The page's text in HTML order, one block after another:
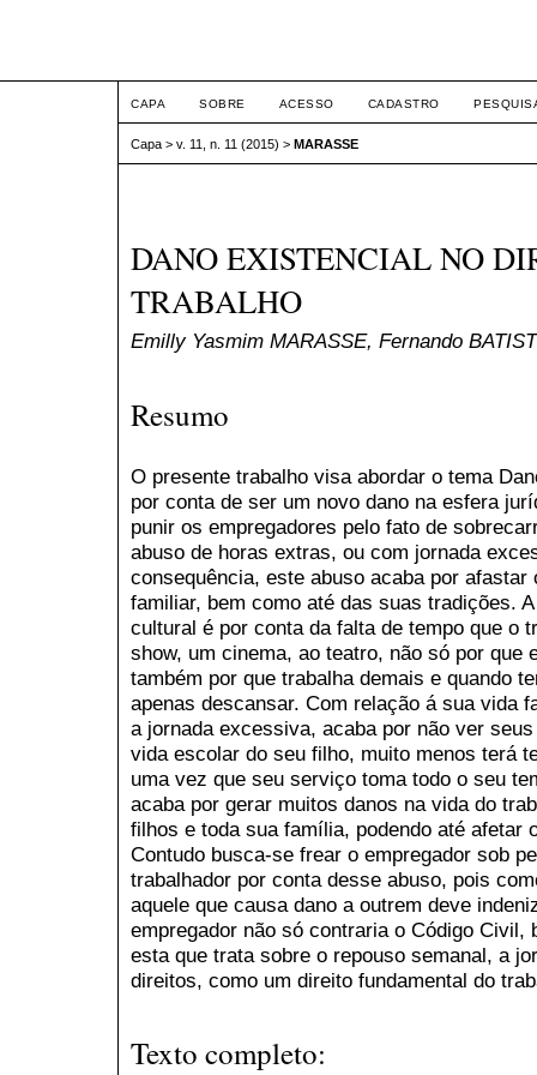
CAPA SOBRE ACESSO CADASTRO
Capa > v. 11, n. 11 (2015) > MARASSE
DANO EXISTENCIAL NO
TRABALHO
Emilly Yasmim MARASSE, Fernando
Resumo
O presente trabalho visa abordar o tema
por conta de ser um novo dano na esfera
punir os empregadores pelo fato de
abuso de horas extras, ou com jornada
consequência, este abuso acaba por
familiar, bem como até das suas tradições.
cultural é por conta da falta de tempo que o
show, um cinema, ao teatro, não só por que
também por que trabalha demais e quando
apenas descansar. Com relação á sua vida
a jornada excessiva, acaba por não ver
vida escolar do seu filho, muito menos terá
uma vez que seu serviço toma todo o seu
acaba por gerar muitos danos na vida do
filhos e toda sua família, podendo até afetar
Contudo busca-se frear o empregador sob
trabalhador por conta desse abuso, pois
aquele que causa dano a outrem deve
empregador não só contraria o Código Civil,
esta que trata sobre o repouso semanal, a
direitos, como um direito fundamental do
Texto completo: